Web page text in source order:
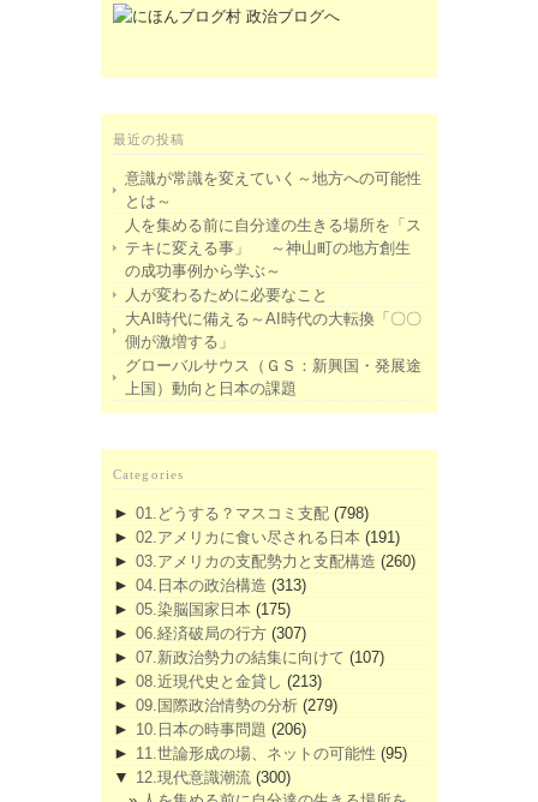
最近の投稿
意識が常識を変えていく～地方への可能性
とは～
人を集める前に自分達の生きる場所を「ス
テキに変える事」 ～神山町の地方創生
の成功事例から学ぶ～
人が変わるために必要なこと
大AI時代に備える～AI時代の大転換「〇〇
側が激増する」
グローバルサウス（ＧＳ：新興国・発展途
上国）動向と日本の課題
Categories
► 01.どうする？マスコミ支配 (798)
► 02.アメリカに食い尽される日本 (191)
► 03.アメリカの支配勢力と支配構造 (260)
► 04.日本の政治構造 (313)
► 05.染脳国家日本 (175)
► 06.経済破局の行方 (307)
► 07.新政治勢力の結集に向けて (107)
► 08.近現代史と金貸し (213)
► 09.国際政治情勢の分析 (279)
► 10.日本の時事問題 (206)
► 11.世論形成の場、ネットの可能性 (95)
▼ 12.現代意識潮流 (300)